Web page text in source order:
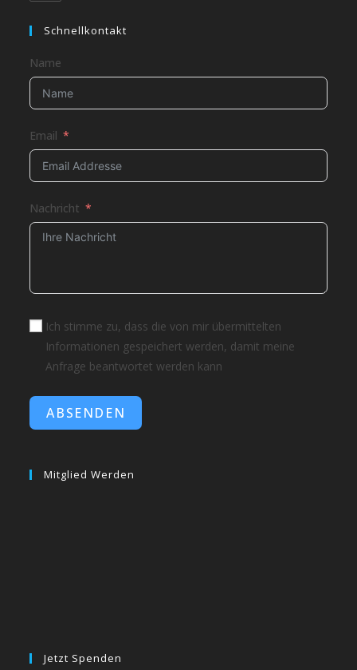
Schnellkontakt
Name
Email
Nachricht
Ich stimme zu, dass die von mir übermittelten
Informationen gespeichert werden, damit meine
Anfrage beantwortet werden kann
ABSENDEN
Mitglied Werden
Jetzt Spenden